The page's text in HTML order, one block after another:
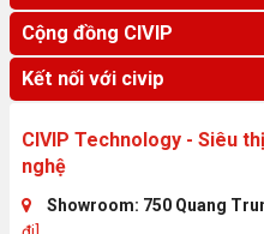
Cộng đồng CIVIP
Kết nối với civip
CIVIP Technology - Siêu
nghệ
Showroom: 750 Quang